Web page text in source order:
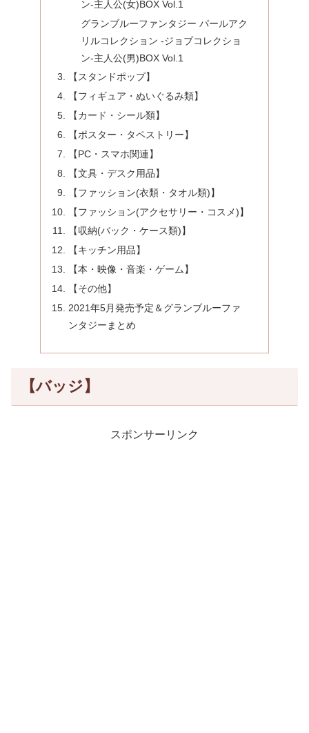
ン-主人公(女)BOX Vol.1
グランブルーファンタジー パールアク
リルコレクション -ジョブコレクショ
ン-主人公(男)BOX Vol.1
【スタンドポップ】
【フィギュア・ぬいぐるみ類】
【カード・シール類】
【ポスター・タペストリー】
【PC・スマホ関連】
【文具・デスク用品】
【ファッション(衣類・タオル類)】
【ファッション(アクセサリー・コスメ)】
【収納(バック・ケース類)】
【キッチン用品】
【本・映像・音楽・ゲーム】
【その他】
2021年5月発売予定＆グランブルーファ
ンタジーまとめ
【バッジ】
スポンサーリンク